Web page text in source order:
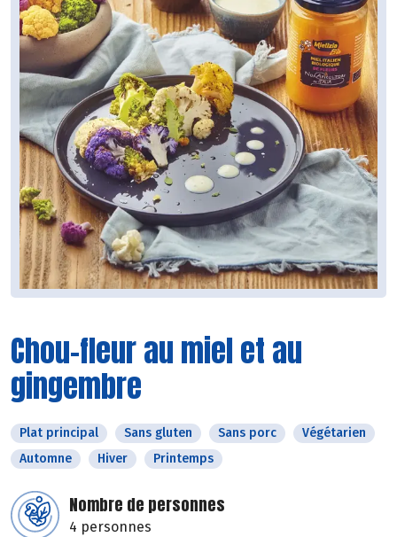
Chou-fleur au miel et au
gingembre
Plat principal Sans gluten Sans porc
Végétarien
Automne
Hiver Printemps
Nombre de personnes
4 personnes